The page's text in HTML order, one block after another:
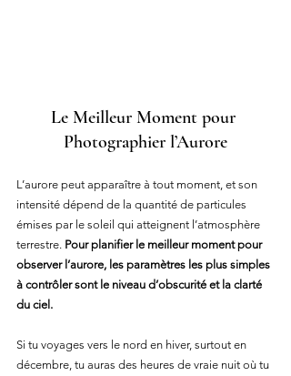
Le Meilleur Moment pour
Photographier l’Aurore
L’aurore peut apparaître à tout moment, et son
intensité dépend de la quantité de particules
émises par le soleil qui atteignent l’atmosphère
terrestre. Pour planifier le meilleur moment pour
observer l’aurore, les paramètres les plus simples
à contrôler sont le niveau d’obscurité et la clarté
du ciel.
Si tu voyages vers le nord en hiver, surtout en
décembre, tu auras des heures de vraie nuit où tu